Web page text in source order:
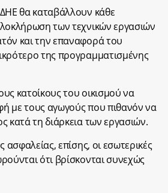
θα καταβάλλουν κάθε
των τεχνικών εργασιών
και την επαναφορά του
της προγραμματισμένης
κατοίκους του οικισμού να
με τους αγωγούς που πιθανόν να
κατά τη διάρκεια των εργασιών.
ασφαλείας, επίσης, οι εσωτερικές
ότι βρίσκονται συνεχώς